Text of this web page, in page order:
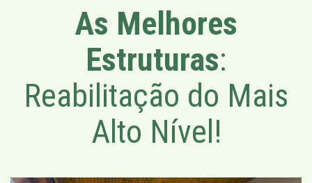
As Melhores
Estruturas:
Reabilitação do Mais
Alto Nível!